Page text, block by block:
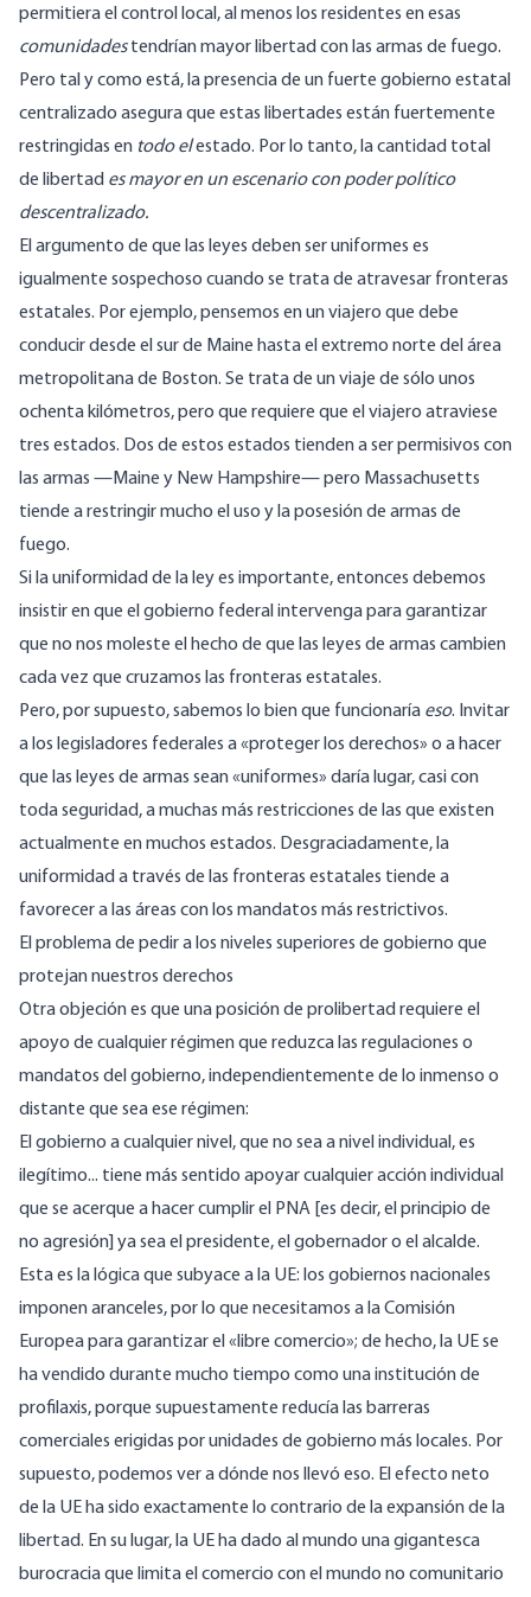
permitiera el control local, al menos los residentes en esas
comunidadestendrían mayor libertad con las armas de fuego.
Pero tal y como está, la presencia de un fuerte gobierno estatal
centralizado asegura que estas libertades están fuertemente
restringidas en todo elestado. Por lo tanto, la cantidad total
de libertad es mayor en un escenario con poder político
descentralizado.
El argumento de que las leyes deben ser uniformes es
igualmente sospechoso cuando se trata de atravesar fronteras
estatales. Por ejemplo, pensemos en un viajero que debe
conducir desde el sur de Maine hasta el extremo norte del área
metropolitana de Boston. Se trata de un viaje de sólo unos
ochenta kilómetros, pero que requiere que el viajero atraviese
tres estados. Dos de estos estados tienden a ser permisivos con
las armas —Maine y New Hampshire— pero Massachusetts
tiende a restringir mucho el uso y la posesión de armas de
fuego.
Si la uniformidad de la ley es importante, entonces debemos
insistir en que el gobierno federal intervenga para garantizar
que no nos moleste el hecho de que las leyes de armas cambien
cada vez que cruzamos las fronteras estatales.
Pero, por supuesto, sabemos lo bien que funcionaría eso. Invitar
a los legisladores federales a «proteger los derechos» o a hacer
que las leyes de armas sean «uniformes» daría lugar, casi con
toda seguridad, a muchas más restricciones de las que existen
actualmente en muchos estados. Desgraciadamente, la
uniformidad a través de las fronteras estatales tiende a
favorecer a las áreas con los mandatos más restrictivos.
El problema de pedir a los niveles superiores de gobierno que
protejan nuestros derechos
Otra objeción es que una posición de prolibertad requiere el
apoyo de cualquier régimen que reduzca las regulaciones o
mandatos del gobierno, independientemente de lo inmenso o
distante que sea ese régimen:
El gobierno a cualquier nivel, que no sea a nivel individual, es
ilegítimo... tiene más sentido apoyar cualquier acción individual
que se acerque a hacer cumplir el PNA [es decir, el principio de
no agresión] ya sea el presidente, el gobernador o el alcalde.
Esta es la lógica que subyace a la UE: los gobiernos nacionales
imponen aranceles, por lo que necesitamos a la Comisión
Europea para garantizar el «libre comercio»; de hecho, la UE se
ha vendido durante mucho tiempo como una institución de
profilaxis, porque supuestamente reducía las barreras
comerciales erigidas por unidades de gobierno más locales. Por
supuesto, podemos ver a dónde nos llevó eso. El efecto neto
de la UE ha sido exactamente lo contrario de la expansión de la
libertad. En su lugar, la UE ha dado al mundo una gigantesca
burocracia que limita el comercio con el mundo no comunitario